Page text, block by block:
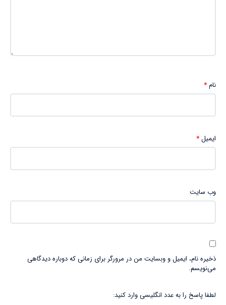
نام*
ایمیل*
وب‌ سایت
ذخیره نام، ایمیل و وبسایت من در مرورگر برای زمانی که دوباره دیدگاهی
می‌نویسم.
لطفا پاسخ را به عدد انگلیسی وارد کنید: